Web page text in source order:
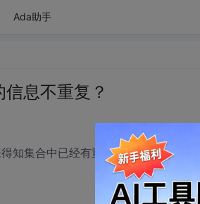
Ada助手
息不重复？
知集合中已经有重复的数据?